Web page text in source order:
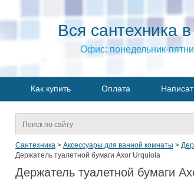
Вся сантехника
Офис: понедельник-
Как купить Оплата
Сантехника > Аксессуары для ванной комнаты >
Держатель туалетной бумаги Axor Urquiola
Держатель туалетной бумаги